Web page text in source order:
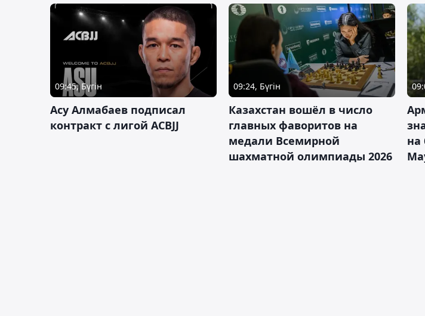
09:45, Бүгін
Асу Алмабаев подписал
контракт с лигой ACBJJ
09:24, Бүгін
Казахстан вошёл в число
главных фаворитов на
медали Всемирной
шахматной олимпиады 2026
на